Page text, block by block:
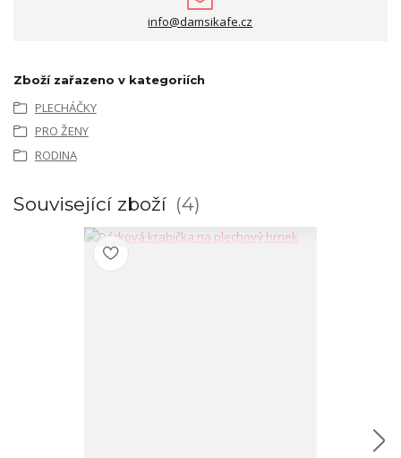
info@damsikafe.cz
Zboží zařazeno v kategoriích
PLECHÁČKY
PRO ŽENY
RODINA
Související zboží 4